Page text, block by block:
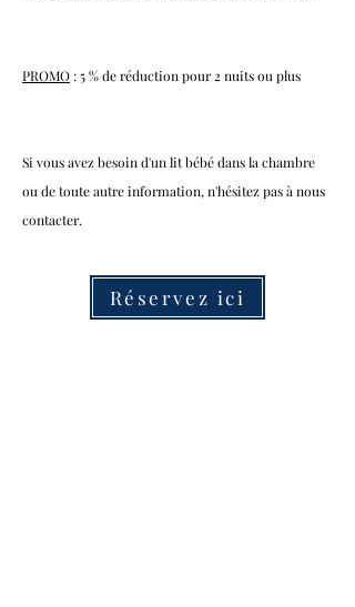
PROMO : 5 % de réduction pour 2 nuits ou plus
Si vous avez besoin d'un lit bébé dans la chambre
ou de toute autre information, n'hésitez pas à nous
contacter.
Réservez ici